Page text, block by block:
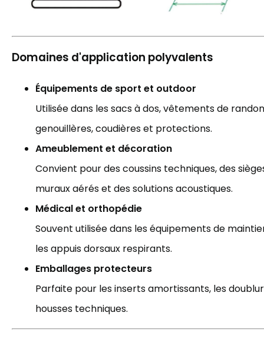
Domaines d'application polyvalents
Équipements de sport et outdoor
Utilisée dans les sacs à dos, vêtements de
genouillères, coudières et protections.
Ameublement et décoration
Convient pour des coussins techniques, des
muraux aérés et des solutions acoustiques.
Médical et orthopédie
Souvent utilisée dans les équipements de
les appuis dorsaux respirants.
Emballages protecteurs
Parfaite pour les inserts amortissants, les
housses techniques.